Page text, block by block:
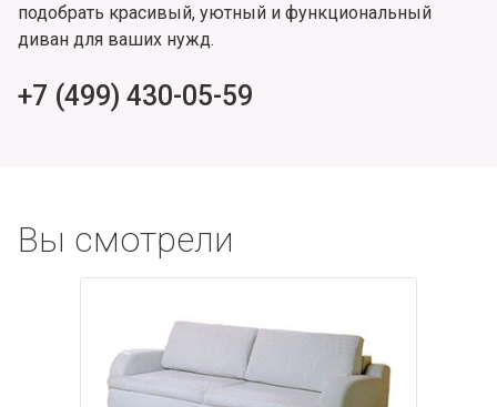
подобрать красивый, уютный и функциональный
диван для ваших нужд.
+7 (499) 430-05-59
Вы смотрели